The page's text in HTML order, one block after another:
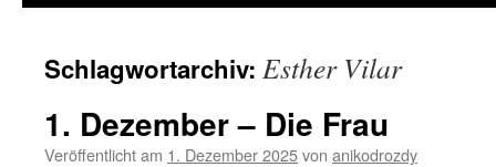
Schlagwortarchiv: Esther Vilar
1. Dezember – Die Frau
Veröffentlicht am 1. Dezember 2025von anikodrozdy